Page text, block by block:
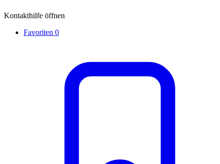
Kontakthilfe öffnen
Favoriten 0